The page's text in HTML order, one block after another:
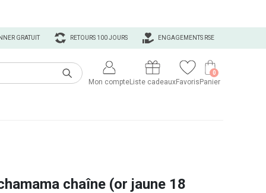
ENGAGEMENTS RSE
RETOURS 100 JOURS
GRATUIT
Mon compteListe cadeauxFavoris Panier
0
chaîne (or jaune 18